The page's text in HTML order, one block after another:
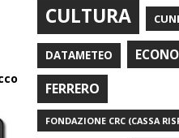
CULTURA
DATAMETEO
FERRERO
FONDAZIONE CRC (CASSA